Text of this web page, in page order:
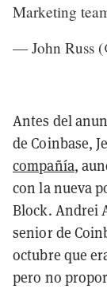
Marketing
— John Russ
Antes del
de Coinbase,
compañía,
con la nueva
Block. Andrei
senior de
octubre que
pero no